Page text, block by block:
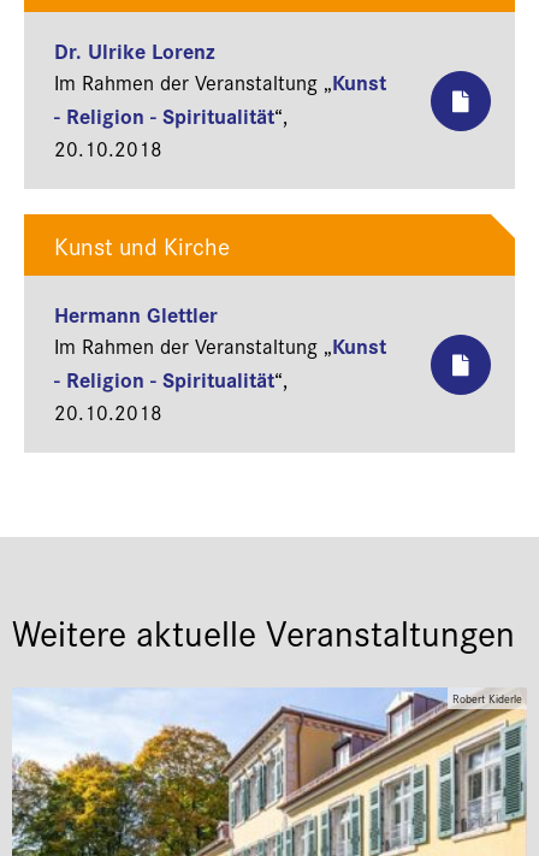
Dr. Ulrike Lorenz
Im Rahmen der Veranstaltung „Kunst
- Religion - Spiritualität“,
20.10.2018
Kunst und Kirche
Hermann Glettler
Im Rahmen der Veranstaltung „Kunst
- Religion - Spiritualität“,
20.10.2018
Weitere aktuelle Veranstaltungen
Robert Kiderle